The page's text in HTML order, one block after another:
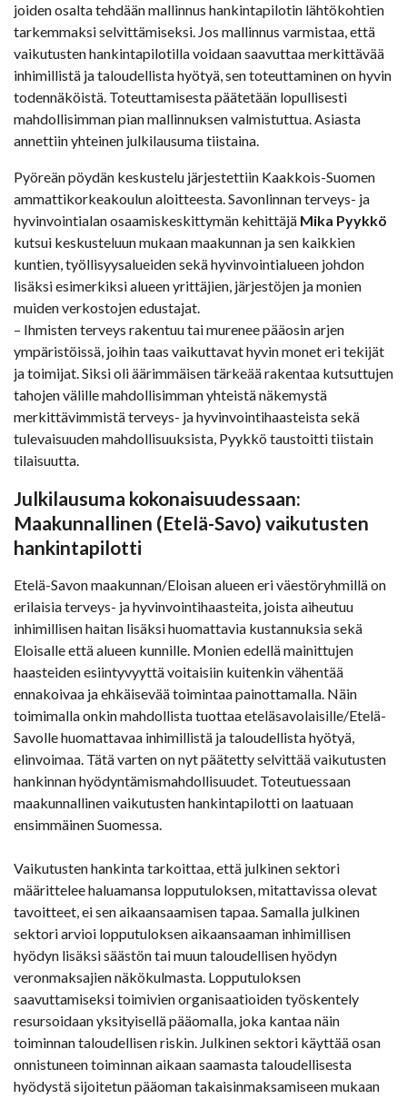
joiden osalta tehdään mallinnus hankintapilotin lähtökohtien
tarkemmaksi selvittämiseksi. Jos mallinnus varmistaa, että
vaikutusten hankintapilotilla voidaan saavuttaa merkittävää
inhimillistä ja taloudellista hyötyä, sen toteuttaminen on hyvin
todennäköistä. Toteuttamisesta päätetään lopullisesti
mahdollisimman pian mallinnuksen valmistuttua. Asiasta
annettiin yhteinen julkilausuma tiistaina.
Pyöreän pöydän keskustelu järjestettiin Kaakkois-Suomen
ammattikorkeakoulun aloitteesta. Savonlinnan terveys- ja
hyvinvointialan osaamiskeskittymän kehittäjä Mika Pyykkö
kutsui keskusteluun mukaan maakunnan ja sen kaikkien
kuntien, työllisyysalueiden sekä hyvinvointialueen johdon
lisäksi esimerkiksi alueen yrittäjien, järjestöjen ja monien
muiden verkostojen edustajat.
– Ihmisten terveys rakentuu tai murenee pääosin arjen
ympäristöissä, joihin taas vaikuttavat hyvin monet eri tekijät
ja toimijat. Siksi oli äärimmäisen tärkeää rakentaa kutsuttujen
tahojen välille mahdollisimman yhteistä näkemystä
merkittävimmistä terveys- ja hyvinvointihaasteista sekä
tulevaisuuden mahdollisuuksista, Pyykkö taustoitti tiistain
tilaisuutta.
Julkilausuma kokonaisuudessaan:
Maakunnallinen (Etelä-Savo) vaikutusten
hankintapilotti
Etelä-Savon maakunnan/Eloisan alueen eri väestöryhmillä on
erilaisia terveys- ja hyvinvointihaasteita, joista aiheutuu
inhimillisen haitan lisäksi huomattavia kustannuksia sekä
Eloisalle että alueen kunnille. Monien edellä mainittujen
haasteiden esiintyvyyttä voitaisiin kuitenkin vähentää
ennakoivaa ja ehkäisevää toimintaa painottamalla. Näin
toimimalla onkin mahdollista tuottaa eteläsavolaisille/Etelä-
Savolle huomattavaa inhimillistä ja taloudellista hyötyä,
elinvoimaa. Tätä varten on nyt päätetty selvittää vaikutusten
hankinnan hyödyntämismahdollisuudet. Toteutuessaan
maakunnallinen vaikutusten hankintapilotti on laatuaan
ensimmäinen Suomessa.
Vaikutusten hankinta tarkoittaa, että julkinen sektori
määrittelee haluamansa lopputuloksen, mitattavissa olevat
tavoitteet, ei sen aikaansaamisen tapaa. Samalla julkinen
sektori arvioi lopputuloksen aikaansaaman inhimillisen
hyödyn lisäksi säästön tai muun taloudellisen hyödyn
veronmaksajien näkökulmasta. Lopputuloksen
saavuttamiseksi toimivien organisaatioiden työskentely
resursoidaan yksityisellä pääomalla, joka kantaa näin
toiminnan taloudellisen riskin. Julkinen sektori käyttää osan
onnistuneen toiminnan aikaan saamasta taloudellisesta
hyödystä sijoitetun pääoman takaisinmaksamiseen mukaan